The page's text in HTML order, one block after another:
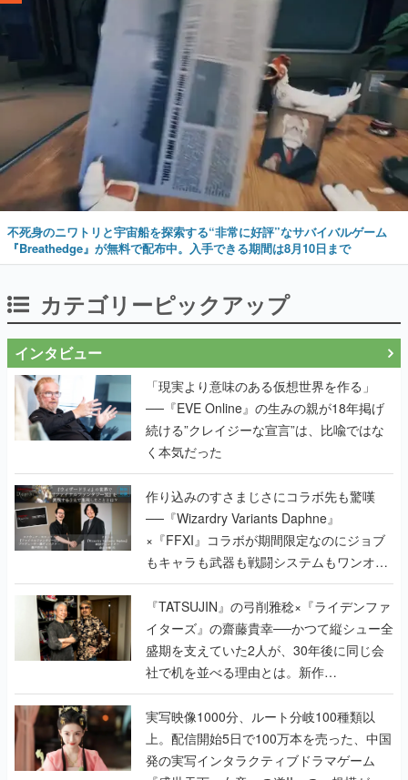
不死身のニワトリと宇宙船を探索する“非常に好評”なサバイバルゲーム
『Breathedge』が無料で配布中。入手できる期間は8月10日まで
カテゴリーピックアップ
インタビュー
「現実より意味のある仮想世界を作る」
──『EVE Online』の生みの親が18年掲げ
続ける”クレイジーな宣言”は、比喩ではな
く本気だった
作り込みのすさまじさにコラボ先も驚嘆
──『Wizardry Variants Daphne』
×『FFXI』コラボが期間限定なのにジョブ
もキャラも武器も戦闘システムもワンオフ
で作り込まれた理由を両ディレクターに聞
く
『TATSUJIN』の弓削雅稔×『ライデンファ
イターズ』の齋藤貴幸──かつて縦シュー全
盛期を支えていた2人が、30年後に同じ会
社で机を並べる理由とは。新作
『TATSUJIN EXTREME』で初タッグを組
んだレジェンド2人に訊く開発秘話
実写映像1000分、ルート分岐100種類以
上。配信開始5日で100万本を売った、中国
発の実写インタラクティブドラマゲーム